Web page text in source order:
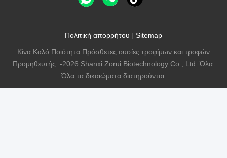
Πολιτική απορρήτου | Sitemap
Κίνα Καλό Ποιότητα Πρόσθετες ουσίες τροφίμων και τροφών
Προμηθευτής. -2026 Shanxi Zorui Biotechnology Co., Ltd. Όλα.
Όλα τα δικαιώματα διατηρούνται.